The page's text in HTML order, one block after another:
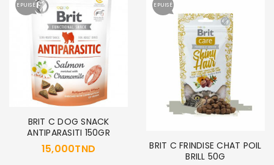
EPUISÉ
BRIT C DOG SNACK
ANTIPARASITI 150GR
15,000TND
EPUISÉ
BRIT C FRINDISE CHAT POIL
BRILL 50G